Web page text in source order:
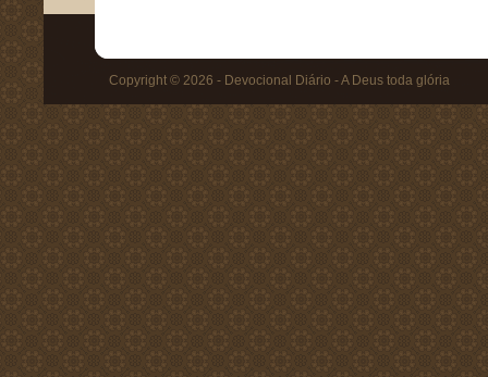
Copyright © 2026 - Devocional Diário - A Deus toda glória